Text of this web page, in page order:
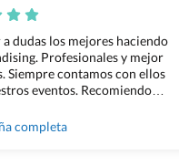
a dudas los mejores haciendo
Profesionales y mejor
Siempre contamos con ellos
eventos. Recomiendo
completa